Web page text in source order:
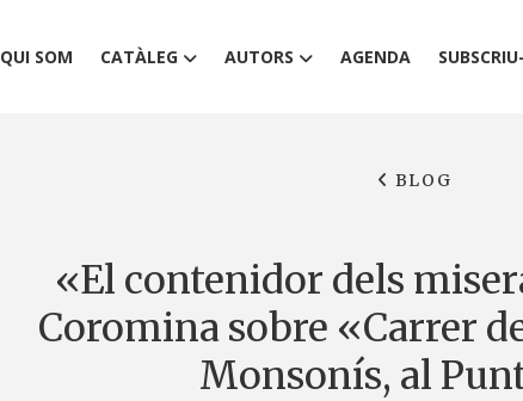
QUI SOM CATÀLEG AUTORS AGENDA
BLOG
«El contenidor dels
Coromina sobre «Carrer
Monsonís, al